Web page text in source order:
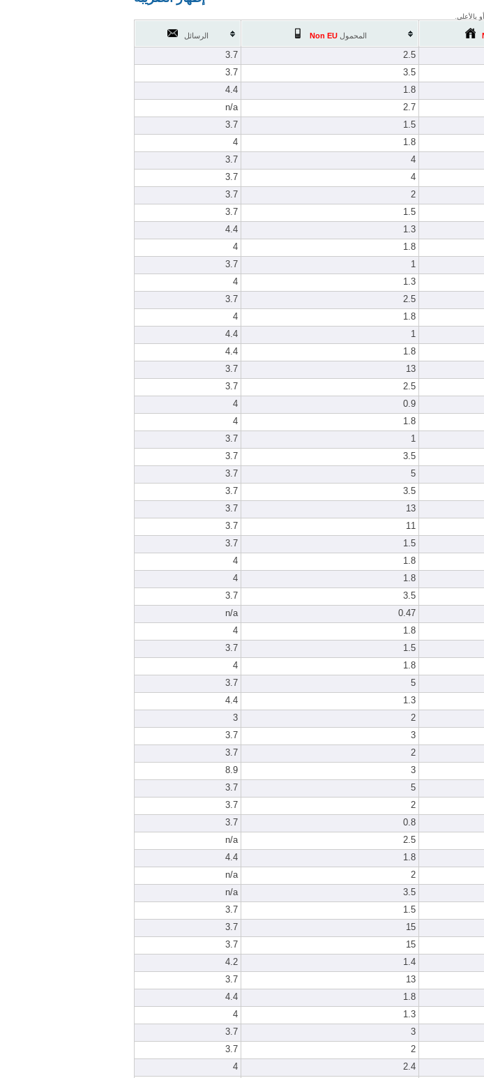
بالأعلى.
المحمول الرسائل
2.5
3.7
3.5
3.7
1.8
4.4
2.7
n/a
1.5
3.7
1.8
4
4
3.7
4
3.7
2
3.7
1.5
3.7
1.3
4.4
1.8
4
1
3.7
1.3
4
2.5
3.7
1.8
4
1
4.4
1.8
4.4
13
3.7
2.5
3.7
0.9
4
1.8
4
1
3.7
3.5
3.7
5
3.7
3.5
3.7
13
3.7
11
3.7
1.5
3.7
1.8
4
1.8
4
3.5
3.7
0.47
n/a
1.8
4
1.5
3.7
1.8
4
5
3.7
1.3
4.4
2
3
3
3.7
2
3.7
3
8.9
5
3.7
2
3.7
0.8
3.7
2.5
n/a
1.8
4.4
2
n/a
3.5
n/a
1.5
3.7
15
3.7
15
3.7
1.4
4.2
13
3.7
1.8
4.4
1.3
4
3
3.7
2
3.7
2.4
4